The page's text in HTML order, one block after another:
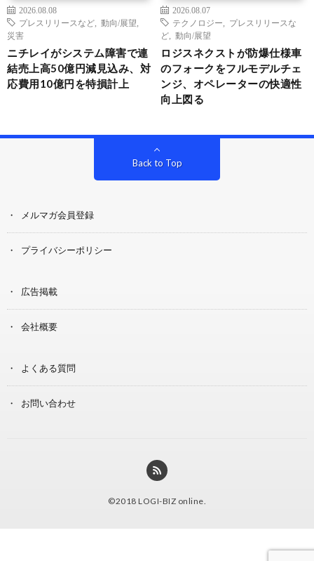
2026.08.08
プレスリリースなど
動向/展望
災害
ニチレイがシステム障害で連
結売上高50億円減見込み、対
応費用10億円を特損計上
2026.08.07
テクノロジー
プレスリリースな
ど
動向/展望
ロジスネクストが防爆仕様車
のフォークをフルモデルチェ
ンジ、オペレーターの快適性
向上図る
Back to Top
メルマガ会員登録
プライバシーポリシー
広告掲載
会社概要
よくある質問
お問い合わせ
©2018 LOGI-BIZ online